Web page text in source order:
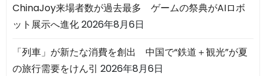
ChinaJoy来場者数が過去最多 ゲームの祭典がAIロボ
ット展示へ進化2026年8月6日
「列車」が新たな消費を創出 中国で“鉄道＋観光”が夏
の旅行需要をけん引 2026年8月6日